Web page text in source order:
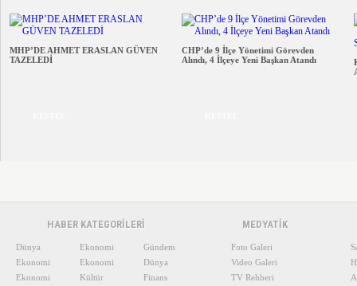
MHP’DE AHMET ERASLAN GÜVEN
TAZELEDİ
CHP’de 9 İlçe Yönetimi Görevden
Alındı, 4 İlçeye Yeni Başkan Atandı
HABER KATEGORİLERİ
Dünya Ekonomi
Gündem
Ekonomi
Ekonomi
Dünya
Ekonomi
Kültür Finans
MEDYATİK
Foto Galeri
Video Galeri
TV Rehberi